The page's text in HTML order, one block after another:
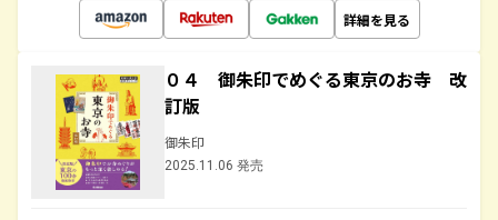
詳細を見る
０４ 御朱印でめぐる東京のお寺 改
訂版
御朱印
2025.11.06 発売